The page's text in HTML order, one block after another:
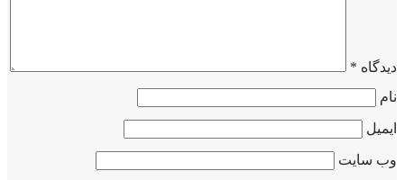
دیدگاه *
نام
ایمیل
وب‌ سایت